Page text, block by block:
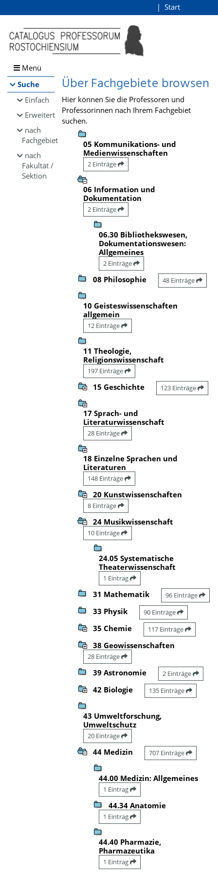
Browsen
direkt zum Inhalt
Start
Menü
Suche
Einfach
Erweitert
nach
Fachgebiet
nach
Fakultät /
Sektion
Über Fachgebiete browsen
Hier können Sie die Professoren und
Professorinnen nach Ihrem Fachgebiet
suchen.
05 Kommunikations- und
Medienwissenschaften
2 Einträge
06 Information und
Dokumentation
2 Einträge
06.30 Bibliothekswesen,
Dokumentationswesen:
Allgemeines
2 Einträge
08 Philosophie 48 Einträge
10 Geisteswissenschaften
allgemein
12 Einträge
11 Theologie,
Religionswissenschaft
197 Einträge
15 Geschichte 123 Einträge
17 Sprach- und
Literaturwissenschaft
28 Einträge
18 Einzelne Sprachen und
Literaturen
148 Einträge
20 Kunstwissenschaften
8 Einträge
24 Musikwissenschaft
10 Einträge
24.05 Systematische
Theaterwissenschaft
1 Eintrag
31 Mathematik 96 Einträge
33 Physik 90 Einträge
35 Chemie 117 Einträge
38 Geowissenschaften
28 Einträge
39 Astronomie 2 Einträge
42 Biologie 135 Einträge
43 Umweltforschung,
Umweltschutz
20 Einträge
44 Medizin 707 Einträge
44.00 Medizin: Allgemeines
1 Eintrag
44.34 Anatomie
1 Eintrag
44.40 Pharmazie,
Pharmazeutika
1 Eintrag